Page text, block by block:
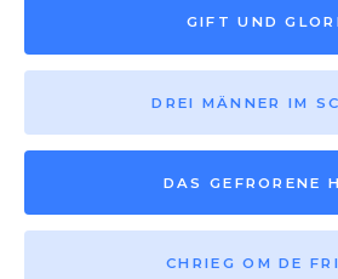
GIFT UND
DREI MÄNNER IM
DAS GEFRORENE
CHRIEG OM DE